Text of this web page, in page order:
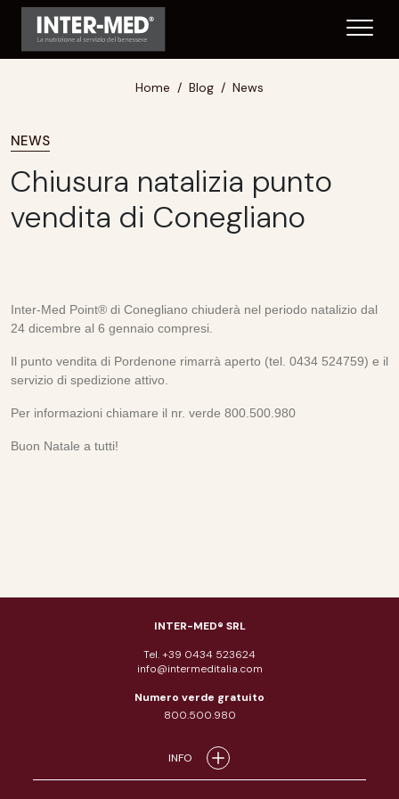
Home Blog News
NEWS
Chiusura natalizia punto
vendita di Conegliano
Inter-Med Point® di Conegliano chiuderà nel periodo natalizio dal
24 dicembre al 6 gennaio compresi.
Il punto vendita di Pordenone rimarrà aperto (tel. 0434 524759) e il
servizio di spedizione attivo.
Per informazioni chiamare il nr. verde 800.500.980
Buon Natale a tutti!
INTER-MED® SRL
Tel. +39 0434 523624
info@intermeditalia.com
Numero verde gratuito
800.500.980
INFO